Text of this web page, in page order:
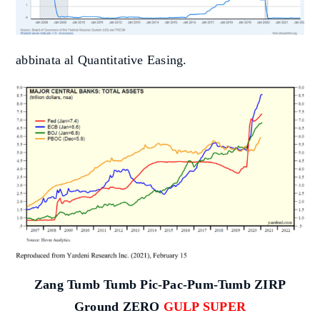
abbinata al Quantitative Easing.
Zang Tumb Tumb Pic-Pac-Pum-Tumb ZIRP
Ground ZERO GULP SUPER